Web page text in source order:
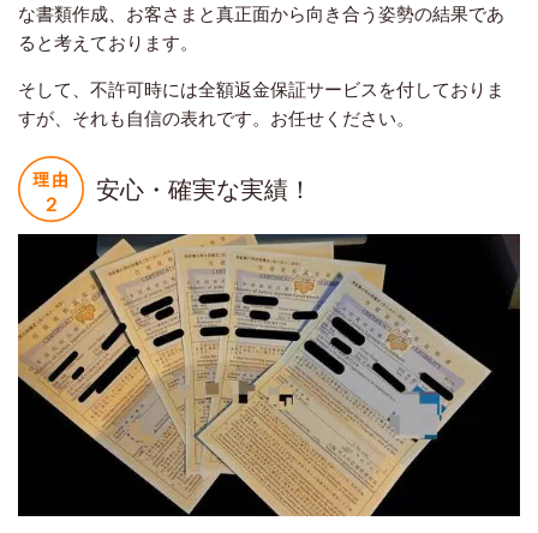
な書類作成、お客さまと真正面から向き合う姿勢の結果であ
ると考えております。
そして、不許可時には全額返金保証サービスを付しておりま
すが、それも自信の表れです。お任せください。
安心・確実な実績！